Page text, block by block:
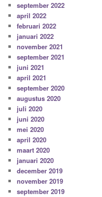
september 2022
april 2022
februari 2022
januari 2022
november 2021
september 2021
juni 2021
april 2021
september 2020
augustus 2020
juli 2020
juni 2020
mei 2020
april 2020
maart 2020
januari 2020
december 2019
november 2019
september 2019